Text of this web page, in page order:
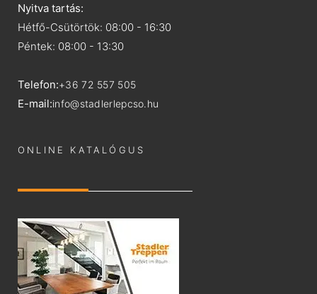
Nyitva tartás:
Hétfő-Csütörtök: 08:00 - 16:30
Péntek: 08:00 - 13:30
Telefon:+36 72 557 505
E-mail:info@stadlerlepcso.hu
ONLINE KATALÓGUS